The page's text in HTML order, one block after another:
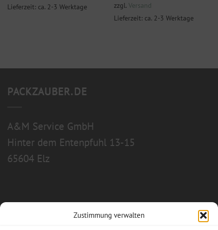
Zustimmung verwalten
Lieferzeit: ca. 2-3 Werktage
zzgl. Versand
Lieferzeit: ca. 2-3 Werktage
PACKZAUBER.DE
A&M Service GmbH
Hinter dem Entenpfuhl 13-15
65604 Elz
Allgemeine Geschäftsbedingungen